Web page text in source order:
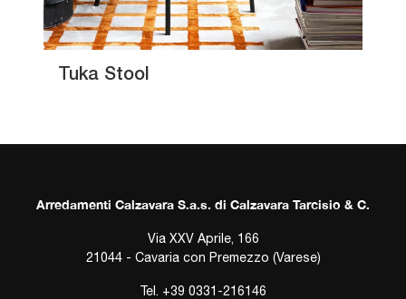
Tuka Stool
Arredamenti Calzavara S.a.s. di Calzavara Tarcisio & C.
Via XXV Aprile, 166
21044 - Cavaria con Premezzo (Varese)
Tel. +39 0331-216146